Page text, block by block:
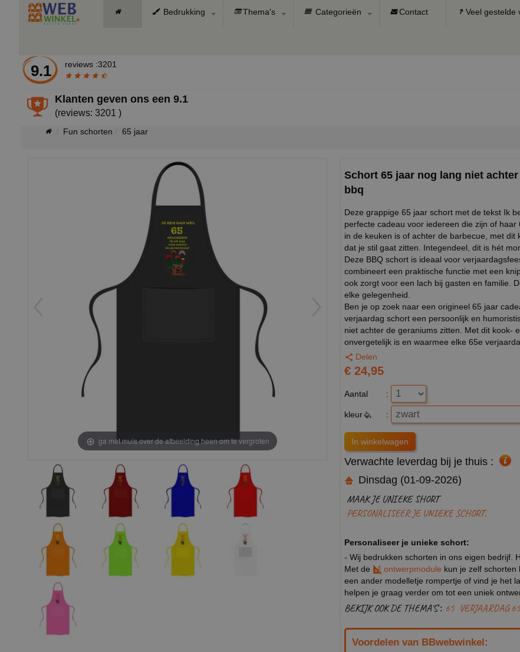
Bedrukking Thema's Categorieën Contact Veel gestelde
9.1 reviews :3201
Klanten geven ons een9.1
(reviews: 3201 )
Fun schorten 65 jaar
ga met muis over de afbeelding heen om te vergroten
Schort 65 jaar nog lang niet
bbq
Deze grappige 65 jaar schort met de tekst Ik
perfecte cadeau voor iedereen die zijn of
in de keuken is of achter de barbecue, met
dat je stil gaat zitten. Integendeel, dit is hét
Deze BBQ schort is ideaal voor
combineert een praktische functie met een
ook zorgt voor een lach bij gasten en familie.
elke gelegenheid.
Ben je op zoek naar een origineel 65 jaar
verjaardag schort een persoonlijk en
niet achter de geraniums zitten. Met dit kook-
onvergetelijk is en waarmee elke 65e
Delen
€ 24,95
Aantal :
kleur :
Verwachte leverdag bij je thuis :
Dinsdag (01-09-2026)
MAAK JE UNIEKE SHORT
PERSONALISEER JE UNIEKE SCHORT.
Personaliseer je unieke schort:
- Wij bedrukken schorten in ons eigen bedrijf.
Met de
ontwerpmodule kun je zelf
een ander modelletje rompertje of vind je het
helpen je graag verder om tot een uniek
BEKIJK OOK DE THEMA'S : 65 VERJAARDAG
Voordelen van BBwebwinkel: